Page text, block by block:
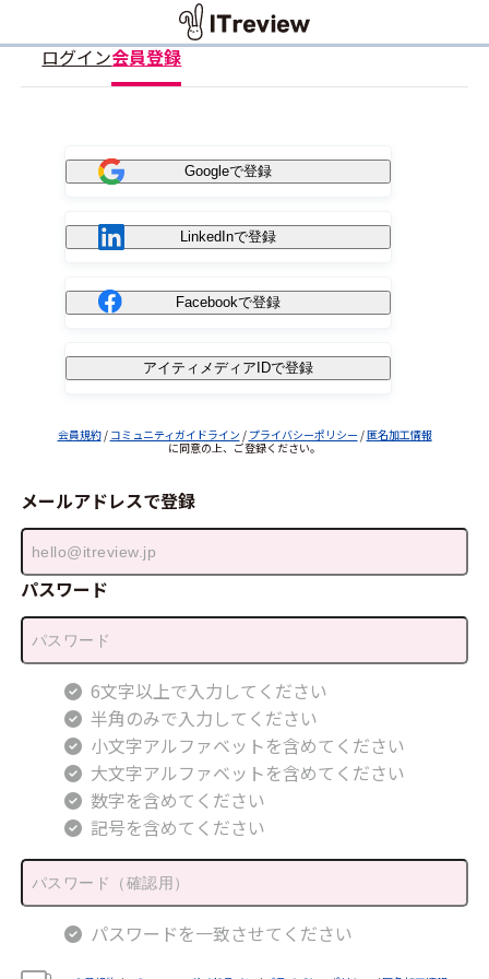
ログイン会員登録
Googleで登録
LinkedInで登録
Facebookで登録
アイティメディアIDで登録
会員規約/ コミュニティガイドライン / プライバシーポリシー /匿名加工情報
に同意の上、ご登録ください。
メールアドレスで登録
パスワード
6文字以上で入力してください
半角のみで入力してください
小文字アルファベットを含めてください
大文字アルファベットを含めてください
数字を含めてください
記号を含めてください
パスワードを一致させてください